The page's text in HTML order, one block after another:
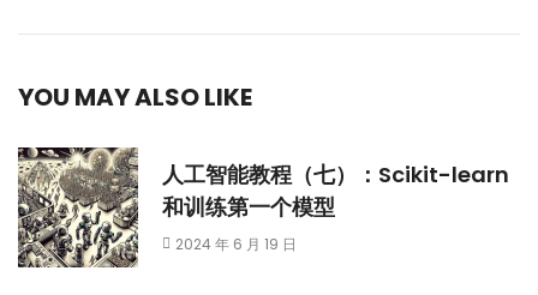
YOU MAY ALSO LIKE
人工智能教程（七）：Scikit-learn
和训练第一个模型
2024 年 6 月 19 日